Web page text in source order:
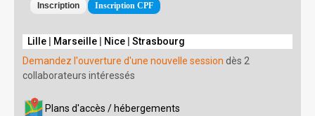
Inscription CPF
Lille Marseille Nice
Strasbourg
Demandez l'ouverture d'une nouvelle session dès 2
collaborateurs intéressés
Plans d'accès / hébergements